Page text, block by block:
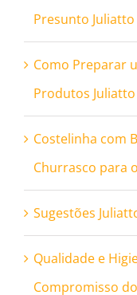
Presunto Juliatto
Como Preparar
Produtos Juliatto
Costelinha com
Churrasco para
Sugestões
Qualidade e
Compromisso